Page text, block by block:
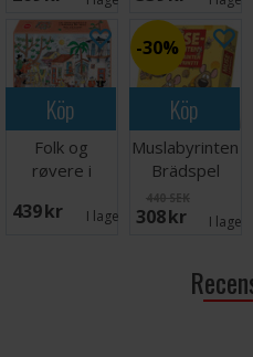
Köp
Folk og
røvere i
By Spill
439 SEK I lager: 2
Köp
30%
Muslabyrinten
Brädspel
440 SEK
308 SEK I lager: